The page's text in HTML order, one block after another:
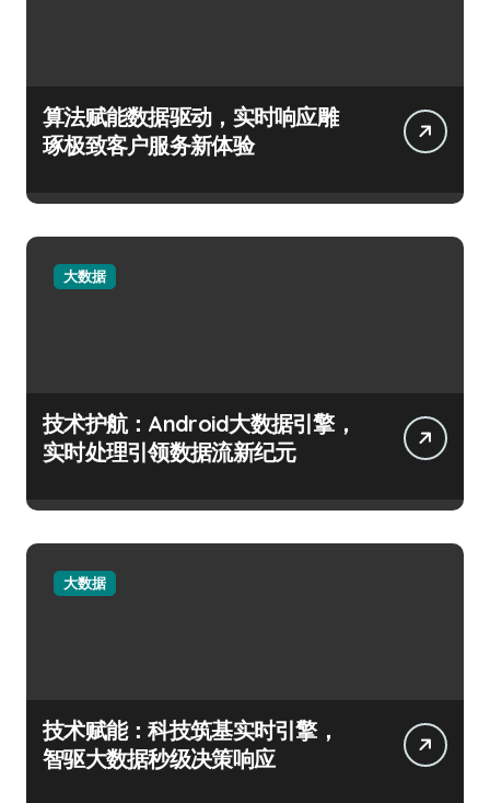
算法赋能数据驱动，实时响应雕
琢极致客户服务新体验
大数据
技术护航：Android大数据引擎，
实时处理引领数据流新纪元
大数据
技术赋能：科技筑基实时引擎，
智驱大数据秒级决策响应